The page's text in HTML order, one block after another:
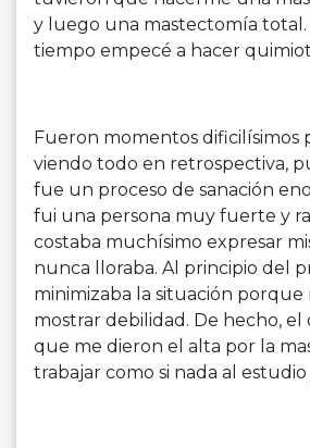
y luego una mastectomía total.
tiempo empecé a hacer
Fueron momentos dificilísimos
viendo todo en retrospectiva,
fue un proceso de sanación
fui una persona muy fuerte y
costaba muchísimo expresar
nunca lloraba. Al principio del
minimizaba la situación
mostrar debilidad. De hecho, el
que me dieron el alta por la
trabajar como si nada al